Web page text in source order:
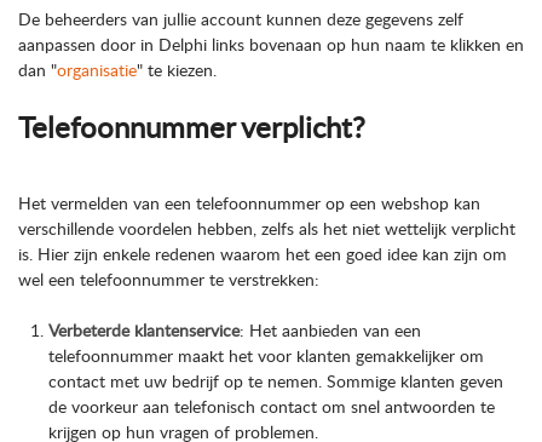
De beheerders van jullie account kunnen deze gegevens zelf
aanpassen door in Delphi links bovenaan op hun naam te klikken en
dan "organisatie" te kiezen.
Telefoonnummer verplicht?
Het vermelden van een telefoonnummer op een webshop kan
verschillende voordelen hebben, zelfs als het niet wettelijk verplicht
is. Hier zijn enkele redenen waarom het een goed idee kan zijn om
wel een telefoonnummer te verstrekken:
Verbeterde klantenservice: Het aanbieden van een
telefoonnummer maakt het voor klanten gemakkelijker om
contact met uw bedrijf op te nemen. Sommige klanten geven
de voorkeur aan telefonisch contact om snel antwoorden te
krijgen op hun vragen of problemen.